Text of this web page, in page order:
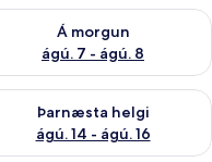
7
Á morgun
ágú. 7 - ágú. 8
framboð á morgun
ágú. 9
Þarnæsta helgi
ágú. 14 - ágú. 16
framboð þarnæstu